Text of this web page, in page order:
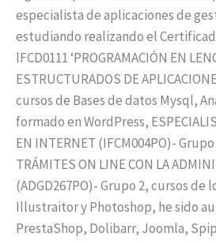
especialista de aplicaciones de
estudiando realizando el
lFCD0111 ‘PROGRAMACIÓN EN
ESTRUCTURADOS DE
cursos de Bases de datos Mysql,
formado en WordPress,
EN INTERNET (IFCM004PO)-
TRÁMITES ON LINE CON LA
(ADGD267PO)- Grupo 2, cursos de
Illustraitor y Photoshop, he sido
PrestaShop, Dolibarr, Joomla,